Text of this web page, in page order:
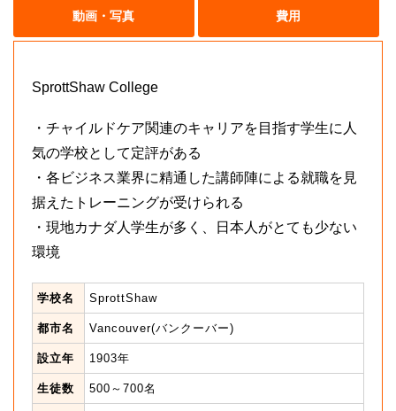
動画・写真 費用
SprottShaw College
・チャイルドケア関連のキャリアを目指す学生に人
気の学校として定評がある
・各ビジネス業界に精通した講師陣による就職を見
据えたトレーニングが受けられる
・現地カナダ人学生が多く、日本人がとても少ない
環境
学校名 SprottShaw
都市名 Vancouver(バンクーバー)
設立年 1903年
生徒数 500～700名